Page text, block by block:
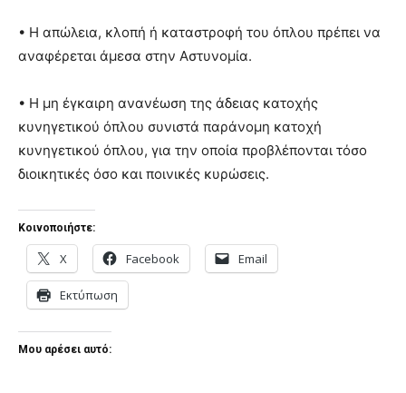
• Η απώλεια, κλοπή ή καταστροφή του όπλου πρέπει να
αναφέρεται άμεσα στην Αστυνομία.
• Η μη έγκαιρη ανανέωση της άδειας κατοχής
κυνηγετικού όπλου συνιστά παράνομη κατοχή
κυνηγετικού όπλου, για την οποία προβλέπονται τόσο
διοικητικές όσο και ποινικές κυρώσεις.
Κοινοποιήστε:
X Facebook Email
Εκτύπωση
Μου αρέσει αυτό: